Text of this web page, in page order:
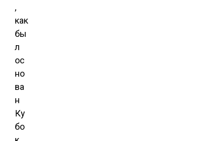
,
как
бы
л
ос
но
ва
н
Ку
бо